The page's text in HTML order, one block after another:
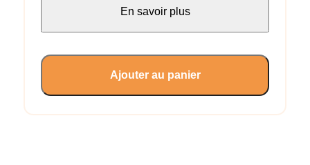
En savoir plus
Ajouter au panier